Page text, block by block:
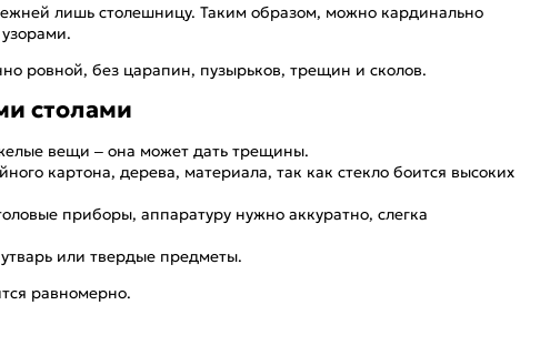
лишь столешницу. Таким образом, можно кардинально
ровной, без царапин, пузырьков, трещин и сколов.
столами
вещи – она может дать трещины.
картона, дерева, материала, так как стекло боится высоких
приборы, аппаратуру нужно аккуратно, слегка
или твердые предметы.
равномерно.